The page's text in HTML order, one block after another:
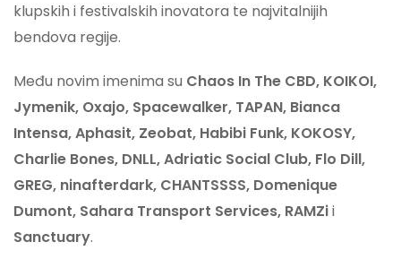
klupskih i festivalskih inovatora te najvitalnijih
bendova regije.
Među novim imenima su Chaos In The CBD, KOIKOI,
Jymenik, Oxajo, Spacewalker, TAPAN, Bianca
Intensa, Aphasit, Zeobat, Habibi Funk, KOKOSY,
Charlie Bones, DNLL, Adriatic Social Club, Flo Dill,
GREG, ninafterdark, CHANTSSSS, Domenique
Dumont, Sahara Transport Services, RAMZii
Sanctuary.